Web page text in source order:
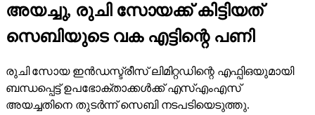
അയച്ചു, രുചി സോയക്ക് കിട്ടിയത്
സെബിയുടെ വക എട്ടിന്റെ പണി
രുചി സോയ ഇൻഡസ്ട്രീസ് ലിമിറ്റഡിന്റെ എഫ്പിഒയുമായി
ബന്ധപ്പെട്ട് ഉപഭോക്താക്കൾക്ക് എസ്എംഎസ്
അയച്ചതിനെ തുടർന്ന് സെബി നടപടിയെടുത്തു.